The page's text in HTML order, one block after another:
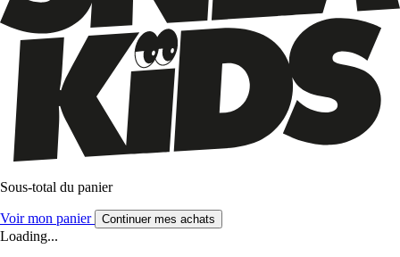
Sous-total du panier
Voir mon panier Continuer mes achats
Loading...